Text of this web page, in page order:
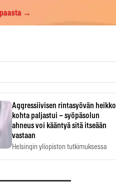
→
Aggressiivisen rintasyövän heikko
kohta paljastui – syöpäsolun
ahneus voi kääntyä sitä itseään
vastaan
Helsingin yliopiston tutkimuksessa